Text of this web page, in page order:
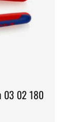
03 02 180